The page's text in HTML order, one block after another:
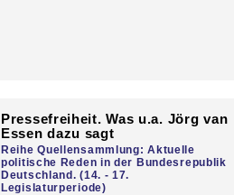
Pressefreiheit. Was u.a. Jörg van
Essen dazu sagt
Reihe Quellensammlung: Aktuelle
politische Reden in der Bundesrepublik
Deutschland. (14. - 17.
Legislaturperiode)